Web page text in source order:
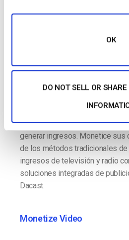
OK
DO NOT SELL OR
Generate Revenue
¿Sabía que el mercado del vídeo
los Directores de Medios
de la programación original es
generar ingresos. Monetice sus
de los métodos tradicionales de
ingresos de televisión y radio
soluciones integradas de
Dacast.
Monetize Video